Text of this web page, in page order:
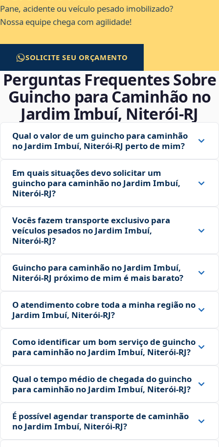
Pane, acidente ou veículo pesado imobilizado?
Nossa equipe chega com agilidade!
SOLICITE SEU ORÇAMENTO
Perguntas Frequentes Sobre
Guincho para Caminhão no
Jardim Imbuí, Niterói‑RJ
Qual o valor de um guincho para caminhão
no Jardim Imbuí, Niterói‑RJ perto de mim?
Em quais situações devo solicitar um
guincho para caminhão no Jardim Imbuí,
Niterói‑RJ?
Vocês fazem transporte exclusivo para
veículos pesados no Jardim Imbuí,
Niterói‑RJ?
Guincho para caminhão no Jardim Imbuí,
Niterói‑RJ próximo de mim é mais barato?
O atendimento cobre toda a minha região no
Jardim Imbuí, Niterói‑RJ?
Como identificar um bom serviço de guincho
para caminhão no Jardim Imbuí, Niterói‑RJ?
Qual o tempo médio de chegada do guincho
para caminhão no Jardim Imbuí, Niterói‑RJ?
É possível agendar transporte de caminhão
no Jardim Imbuí, Niterói‑RJ?